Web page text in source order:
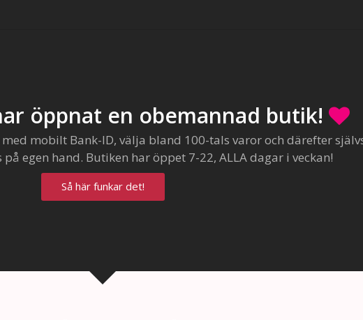
öppnat en obemannad butik!
mobilt Bank-ID, välja bland 100-tals varor och därefter
egen hand. Butiken har öppet 7-22, ALLA dagar i veckan!
Så här funkar det!